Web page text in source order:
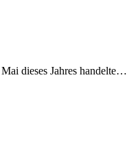
dieses Jahres handelte…